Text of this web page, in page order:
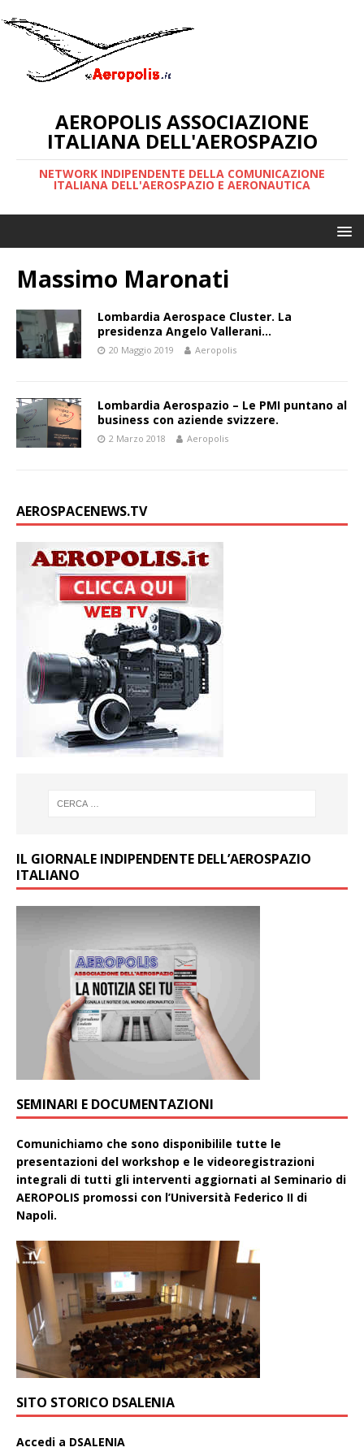
AEROPOLIS ASSOCIAZIONE
ITALIANA DELL'AEROSPAZIO
NETWORK INDIPENDENTE DELLA COMUNICAZIONE
ITALIANA DELL'AEROSPAZIO E AERONAUTICA
Massimo Maronati
Lombardia Aerospace Cluster. La
presidenza Angelo Vallerani…
20 Maggio 2019 Aeropolis
Lombardia Aerospazio – Le PMI puntano al
business con aziende svizzere.
2 Marzo 2018 Aeropolis
AEROSPACENEWS.TV
IL GIORNALE INDIPENDENTE DELL’AEROSPAZIO
ITALIANO
SEMINARI E DOCUMENTAZIONI
Comunichiamo che sono disponibilile tutte le
presentazioni del workshop e le videoregistrazioni
integrali di tutti gli interventi aggiornati aI Seminario di
AEROPOLIS promossi con l’Università Federico II di
Napoli.
SITO STORICO DSALENIA
Accedi a DSALENIA